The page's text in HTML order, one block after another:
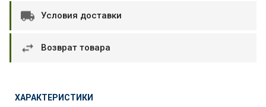
Условия доставки
Возврат товара
ХАРАКТЕРИСТИКИ